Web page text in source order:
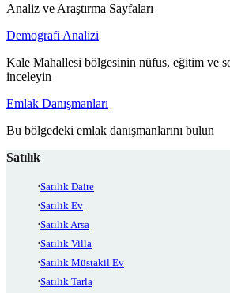
Analiz ve Araştırma Sayfaları
Demografi Analizi
Kale Mahallesi bölgesinin nüfus, eğitim ve
inceleyin
Emlak Danışmanları
Bu bölgedeki emlak danışmanlarını bulun
Satılık
Satılık Daire
Satılık Ev
Satılık Arsa
Satılık Villa
Satılık Müstakil Ev
Satılık Tarla